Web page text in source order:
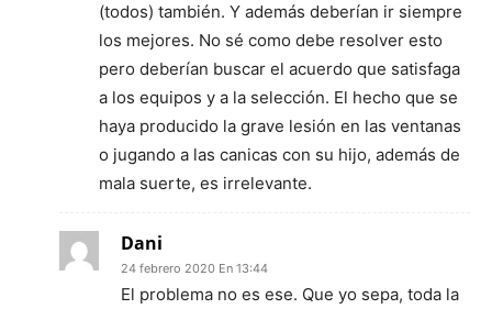
(todos) también. Y además deberían ir siempre
los mejores. No sé como debe resolver esto
pero deberían buscar el acuerdo que satisfaga
a los equipos y a la selección. El hecho que se
haya producido la grave lesión en las ventanas
o jugando a las canicas con su hijo, además de
mala suerte, es irrelevante.
Dani
24 febrero 2020 En 13:44
El problema no es ese. Que yo sepa, toda la